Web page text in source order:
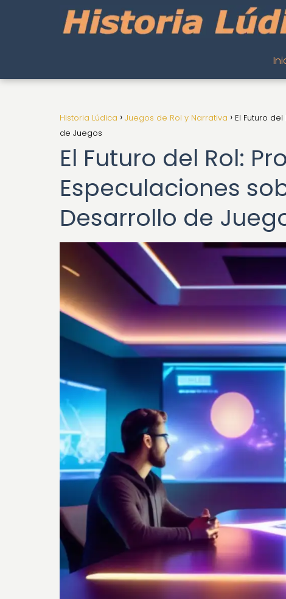
Historia Lúdica Juegos de Rol y Narrativa
El Futuro
de Juegos
El Futuro del Rol:
Especulaciones
Desarrollo de